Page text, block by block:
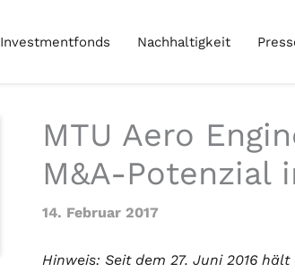
Investmentfonds Nachhaltigkeit
MTU Aero
M&A-Potenzial
14. Februar 2017
Hinweis: Seit dem 27. Juni 2016